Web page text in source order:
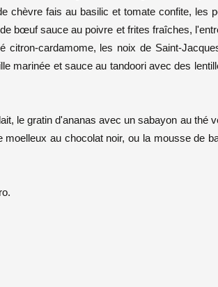
chèvre fais au basilic et tomate confite, les
bœuf sauce au poivre et frites fraîches,
citron-cardamome, les noix de Saint-
marinée et sauce au tandoori avec des
le gratin d'ananas avec un sabayon au thé
au chocolat noir, ou la mousse de